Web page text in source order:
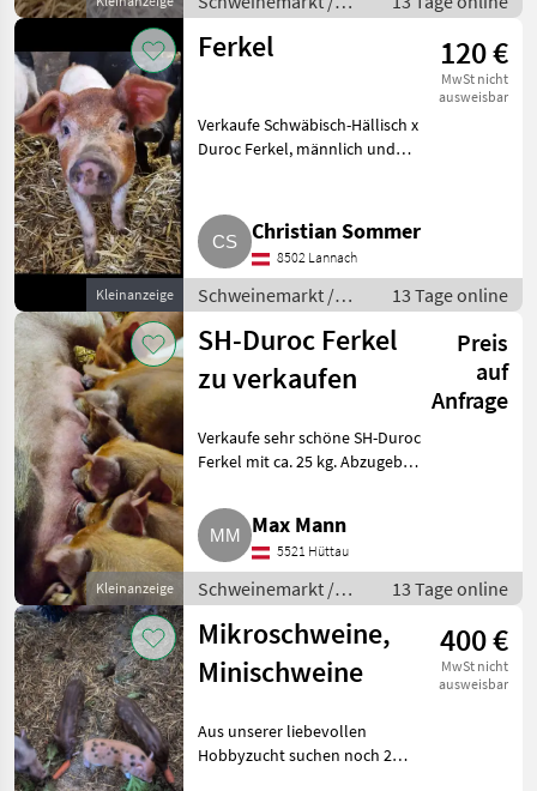
Schweinemarkt
Kleinanzeige
Ferkel 120 €
MwSt nicht
ausweisbar
Verkaufe Schwäbisch-Hällisch x
Duroc Ferkel, männlich und
Christian Sommer
8502 Lannach
Schweinemarkt /
Schweinemarkt
13 Tage online
Kleinanzeige
SH-Duroc Ferkel
zu verkaufen
Preis
auf
Anfrage
Verkaufe sehr schöne SH-Duroc
Ferkel mit ca. 25 kg. Abzugeben
eventuell mit Zustellung. Preis
pro kg 5, 50 Euro.
Schweinemarkt Schweinemark
Max Mann
5521 Hüttau
Schweinemarkt /
Schweinemarkt
13 Tage online
Mikroschweine,
Minischweine
400 €
MwSt nicht
ausweisbar
Aus unserer liebevollen
Hobbyzucht suchen noch 2